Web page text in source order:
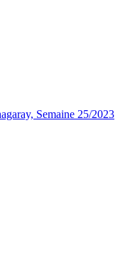
Semaine 25/2023